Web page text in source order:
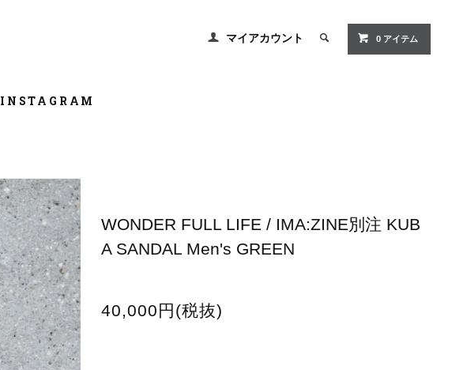
マイアカウント 0 アイテム
INSTAGRAM
WONDER FULL LIFE / IMA:ZINE別注 KUB
A SANDAL Men's GREEN
40,000円(税抜)